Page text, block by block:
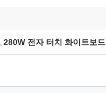
, 280W 전자 터치 화이트보드